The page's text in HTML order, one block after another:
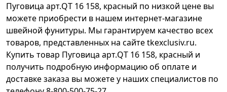
Пуговица арт.QT 16 158, красный по низкой цене вы
можете приобрести в нашем интернет-магазине
швейной фунитуры. Мы гарантируем качество всех
товаров, представленных на сайте tkexclusiv.ru.
Купить товар Пуговица арт.QT 16 158, красный и
получить подробную информацию об оплате и
доставке заказа вы можете у наших специалистов по